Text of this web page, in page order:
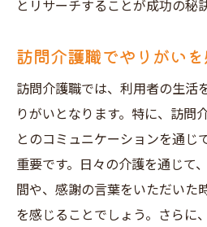
とリサーチすることが成功の秘訣
訪問介護職でやりがい
訪問介護職では、利用者の生活
りがいとなります。特に、訪問
とのコミュニケーションを通じ
重要です。日々の介護を通じて
間や、感謝の言葉をいただいた
を感じることでしょう。さらに